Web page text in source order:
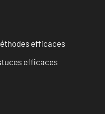
efficaces
efficaces